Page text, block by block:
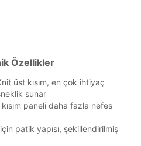
4
Bankası
Özellikler
üst kısım, en çok ihtiyaç
sunar
paneli daha fazla nefes
patik yapısı, şekillendirilmiş
Bul
mail adresinize
Use
Bir büyük harf
ediyorum:
Metni, Hüküm ve Koşullar
verilerimin Doğuş
Kodu
lütfen telefonunuza SMS
numaranızı doğrulayın.
Kodu
lütfen telefonunuza SMS
numaranızı doğrulayın.